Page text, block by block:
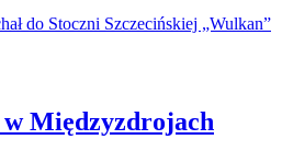
Międzyzdrojach